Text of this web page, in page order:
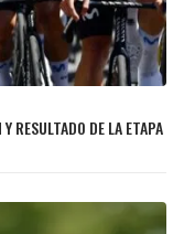
RESULTADO DE LA ETAPA